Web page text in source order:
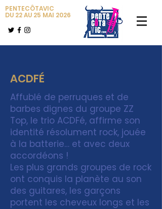
PENTECÔTAVIC
DU 22 AU 25 MAI 2026
ACDFÉ
Affublé de perruques et de
barbes dignes du groupe ZZ
Top, le trio ACDFé, affirme son
identité résolument rock, jouée
à la batterie… et avec deux
accordéons !
Les plus grands groupes de rock
ont conquis la planète au son
des guitares, les garçons
portent les cheveux longs et les